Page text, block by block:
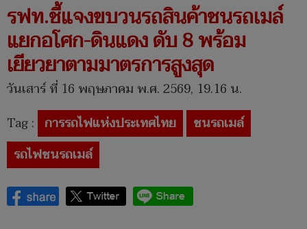
รฟท.ชี้แจงขบวนรถสินค้าชนรถเมล์
แยกอโศก-ดินแดง ดับ 8 พร้อม
เยียวยาตามมาตรการสูงสุด
วันเสาร์ ที่ 16 พฤษภาคม พ.ศ. 2569, 19.16 น.
Tag : การรถไฟแห่งประเทศไทย
ชนรถเมล์
รถไฟชนรถเมล์